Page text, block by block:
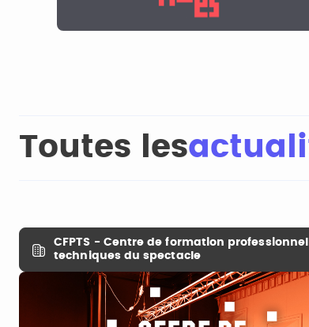
Toutes les
CFPTS - Centre de formation
techniques du spectacle